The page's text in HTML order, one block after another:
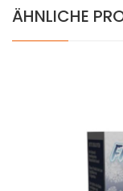
ÄHNLICHE